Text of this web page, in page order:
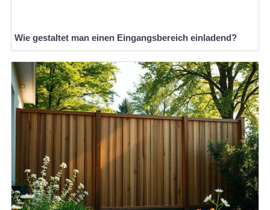
Wie gestaltet man einen Eingangsbereich einladend?